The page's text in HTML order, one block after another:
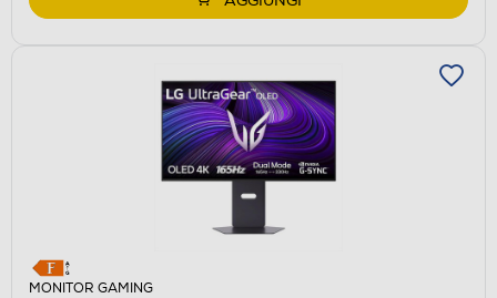
MONITOR GAMING